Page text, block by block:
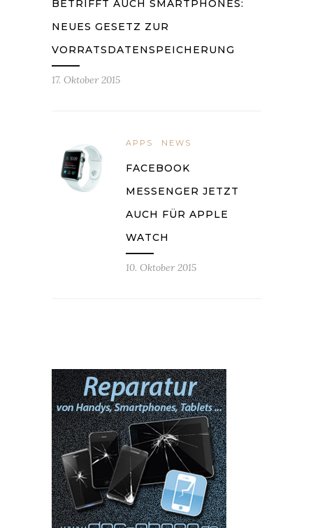
BETRIFFT AUCH SMARTPHONES:
NEUES GESETZ ZUR
VORRATSDATENSPEICHERUNG
17. Oktober 2015
APPS NEWS
FACEBOOK
MESSENGER JETZT
AUCH FÜR APPLE
WATCH
10. Oktober 2015